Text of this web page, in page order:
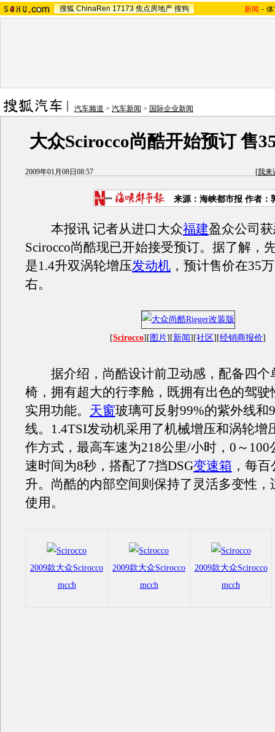
搜狐 ChinaRen 17173 焦点房地产 搜狗 新闻 -
汽车频道 > 汽车新闻 > 国际企业新闻
大众Scirocco尚酷开始预订 售
2009年01月08日08:57 [我来
来源： 海峡都市报 作者：
本报讯 记者从进口大众福建盈众公司
Scirocco尚酷现已开始接受预订。据了解，
是1.4升双涡轮增压发动机 ，预计售价在35
右。
[Scirocco][ 图片][新闻][社区][经销商报价]
据介绍，尚酷设计前卫动感，配备四个
椅，拥有超大的行李舱，既拥有出色的驾驶
实用功能。 天窗玻璃可反射99%的紫外线和
线。1.4TSI发动机采用了机械增压和涡轮增
作方式，最高车速为218公里/小时，0～100
速时间为8秒，搭配了7挡DSG变速箱 ，每
升。尚酷的内部空间则保持了灵活多变性，
使用。
2009款大众Scirocco
mcch
2009款大众Scirocco
mcch
2009款大众Scirocco
mcch